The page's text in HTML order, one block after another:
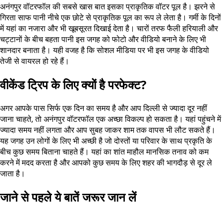
अनंगपुर वॉटरफॉल की सबसे खास बात इसका प्राकृतिक वॉटर पूल है। झरने से
गिरता साफ पानी नीचे एक छोटे से प्राकृतिक पूल का रूप ले लेता है। गर्मी के दिनों
में यहां का नजारा और भी खूबसूरत दिखाई देता है। चारों तरफ फैली हरियाली और
चट्टानों के बीच बहता पानी इस जगह को फोटो और वीडियो बनाने के लिए भी
शानदार बनाता है। यही वजह है कि सोशल मीडिया पर भी इस जगह के वीडियो
तेजी से वायरल हो रहे हैं।
वीकेंड ट्रिप के लिए क्यों है परफेक्ट?
अगर आपके पास सिर्फ एक दिन का समय है और आप दिल्ली से ज्यादा दूर नहीं
जाना चाहते, तो अनंगपुर वॉटरफॉल एक अच्छा विकल्प हो सकता है। यहां पहुंचने में
ज्यादा समय नहीं लगता और आप सुबह जाकर शाम तक वापस भी लौट सकते हैं।
यह जगह उन लोगों के लिए भी अच्छी है जो दोस्तों या परिवार के साथ प्रकृति के
बीच कुछ समय बिताना चाहते हैं। यहां का शांत माहौल मानसिक तनाव को कम
करने में मदद करता है और आपको कुछ समय के लिए शहर की भागदौड़ से दूर ले
जाता है।
जाने से पहले ये बातें जरूर जान लें